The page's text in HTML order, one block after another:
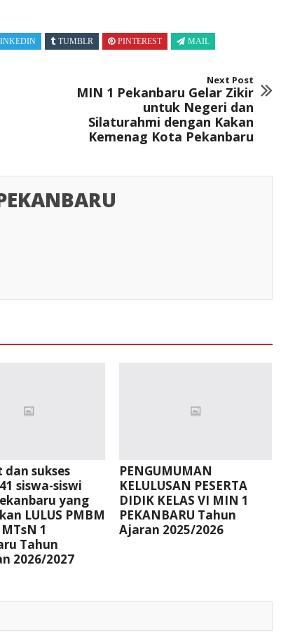
TUMBLR PINTEREST MAIL
Next Post
MIN 1 Pekanbaru Gelar Zikir
untuk Negeri dan
Silaturahmi dengan Kakan
Kemenag Kota Pekanbaru
dan sukses
siswa-siswi
yang
LULUS PMBM
1
Tahun
2026/2027
PENGUMUMAN
KELULUSAN PESERTA
DIDIK KELAS VI MIN 1
PEKANBARU Tahun
Ajaran 2025/2026